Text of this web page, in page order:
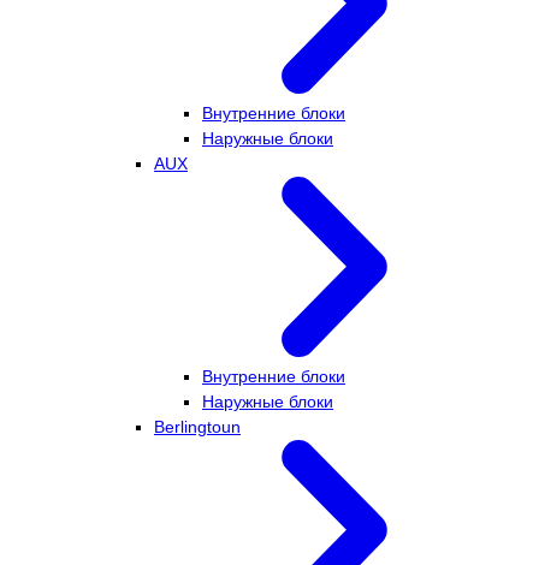
Внутренние блоки
Наружные блоки
AUX
Внутренние блоки
Наружные блоки
Berlingtoun